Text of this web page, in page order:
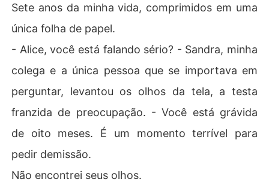
Sete anos da minha vida, comprimidos em uma
única folha de papel.
- Alice, você está falando sério? - Sandra, minha
colega e a única pessoa que se importava em
perguntar, levantou os olhos da tela, a testa
franzida de preocupação. - Você está grávida
de oito meses. É um momento terrível para
pedir demissão.
Não encontrei seus olhos.